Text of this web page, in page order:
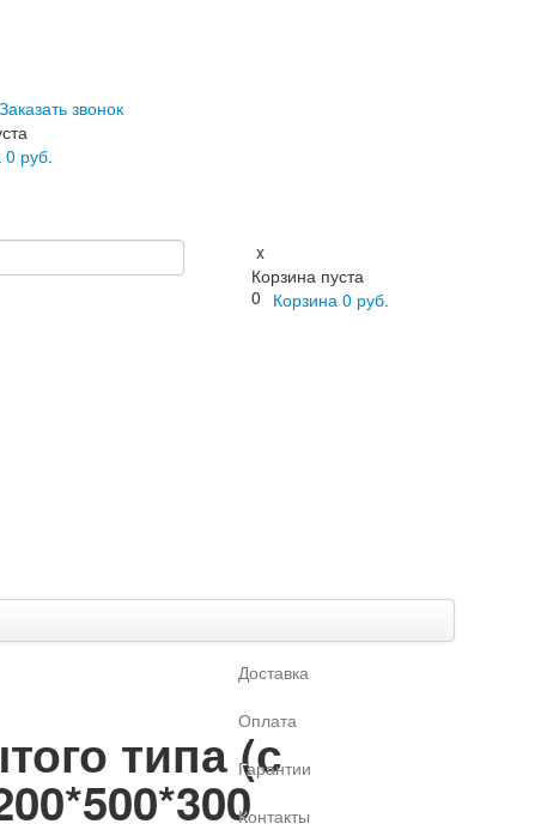
Заказать звонок
0 руб.
x
Корзина пуста
0 Корзина 0 руб.
Доставка
Оплата
Гарантии
Контакты
типа (с